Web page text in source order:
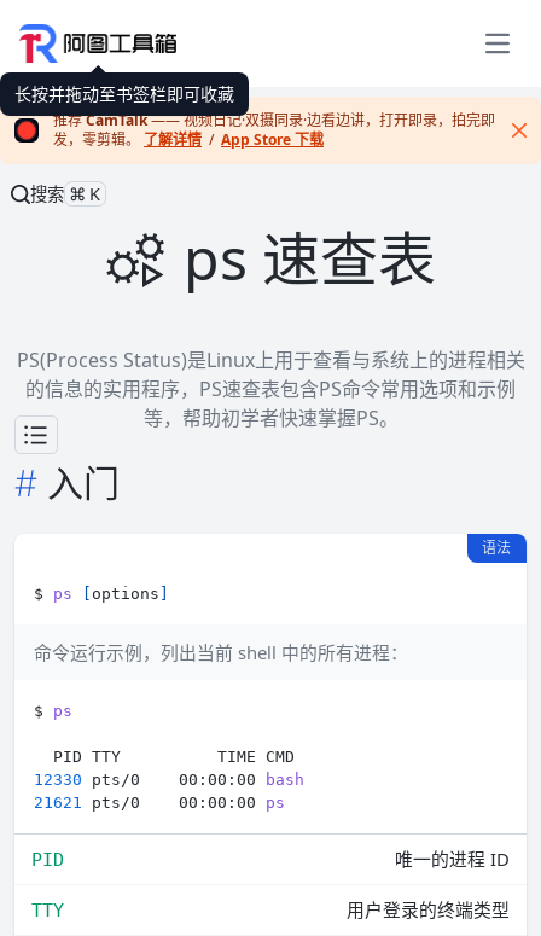
展开
长按并拖动至书签栏即可收藏
推荐CamTalk—— 视频日记·双摄同录·边看边讲，打开即录，拍完即
发，零剪辑。 了解详情 / App Store 下载
搜索 ⌘K
ps 速查表
PS(Process Status)是Linux上用于查看与系统上的进程相关
的信息的实用程序，PS速查表包含PS命令常用选项和示例
等，帮助初学者快速掌握PS。
入门
语法
$ ps options
命令运行示例，列出当前 shell 中的所有进程：
$ ps
12330 pts/0    00:00:00
bash
21621
pts/0    00:00:00 ps
PID 唯一的进程 ID
TTY 用户登录的终端类型